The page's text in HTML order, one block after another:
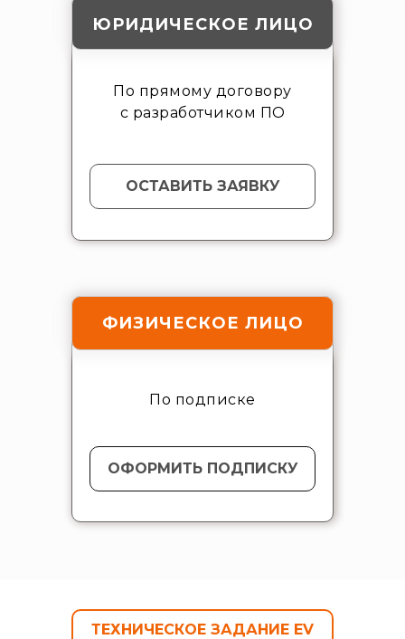
ОСТАВИТЬ ЗАЯВКУ
ОФОРМИТЬ ПОДПИСКУ
ЮРИДИЧЕСКОЕ ЛИЦО
ФИЗИЧЕСКОЕ ЛИЦО
По прямому договору
с разработчиком ПО
По подписке
ТЕХНИЧЕСКОЕ ЗАДАНИЕ EV